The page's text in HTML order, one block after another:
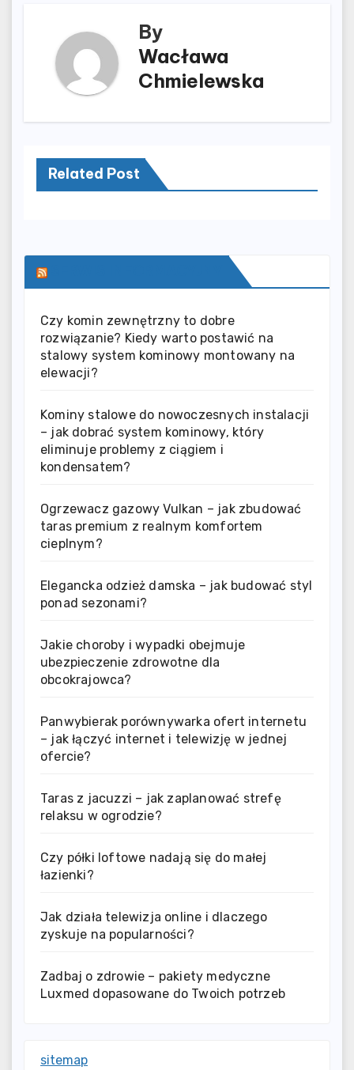
By
Wacława
Chmielewska
Related Post
Czy komin zewnętrzny to dobre
rozwiązanie? Kiedy warto postawić na
stalowy system kominowy montowany na
elewacji?
Kominy stalowe do nowoczesnych instalacji
– jak dobrać system kominowy, który
eliminuje problemy z ciągiem i
kondensatem?
Ogrzewacz gazowy Vulkan – jak zbudować
taras premium z realnym komfortem
cieplnym?
Elegancka odzież damska – jak budować styl
ponad sezonami?
Jakie choroby i wypadki obejmuje
ubezpieczenie zdrowotne dla
obcokrajowca?
Panwybierak porównywarka ofert internetu
– jak łączyć internet i telewizję w jednej
ofercie?
Taras z jacuzzi – jak zaplanować strefę
relaksu w ogrodzie?
Czy półki loftowe nadają się do małej
łazienki?
Jak działa telewizja online i dlaczego
zyskuje na popularności?
Zadbaj o zdrowie – pakiety medyczne
Luxmed dopasowane do Twoich potrzeb
sitemap